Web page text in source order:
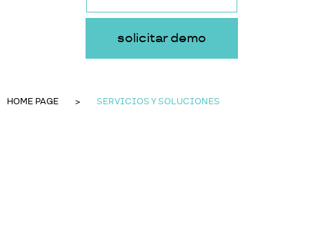
solicitar demo
HOME PAGE SERVICIOS Y SOLUCIONES